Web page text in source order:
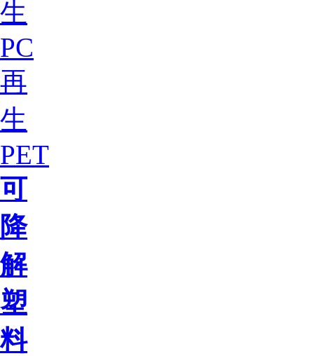
生
PC
再
生
PET
可
降
解
塑
料